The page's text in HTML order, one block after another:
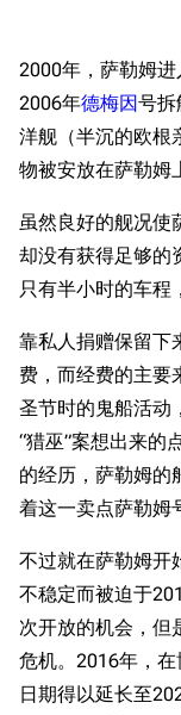
2000年，萨勒姆
2006年德梅因号拆
洋舰（半沉的欧根
物被安放在萨勒姆
虽然良好的舰况使
却没有获得足够的
只有半小时的车程
靠私人捐赠保留下
费，而经费的主要
圣节时的鬼船活动
“猎巫”案想出来的
的经历，萨勒姆的
着这一卖点萨勒姆
不过就在萨勒姆开
不稳定而被迫于
次开放的机会，但
危机。2016年，
日期得以延长至